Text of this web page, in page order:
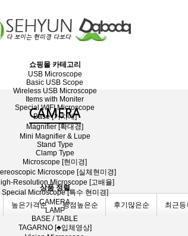
쇼핑몰 카테고리
USB Microscope
Basic USB Scope
Wireless USB Microscope
Items with Moniter
Special WIFI Microscope
Base [거치대]
Magnifier [확대경]
Mini Magnifier & Lupe
Stand Type
Clamp Type
Microscope [현미경]
Microscope [실체현미경]
Resolution Microscope [고배율]
Special Microscope [특수 현미경]
CAMERA
LAMP
BASE / TABLE
TAGARNO [♣입체영상]
CAMERA
상품 정렬
높은가격순 평점높은순 후기많은순 최근등